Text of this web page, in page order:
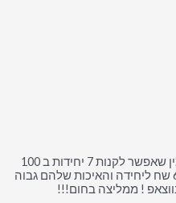
אני רוצה להגיד פשוט ואוו!! לא להאמין שאפשר לקנות 7 יחידות ב 100
ש"ח רכשתי בקניון את אותו מוצר ב 65 שח ליחידה והאיכות שלהם גבוה
! ממליצה בחום!!!